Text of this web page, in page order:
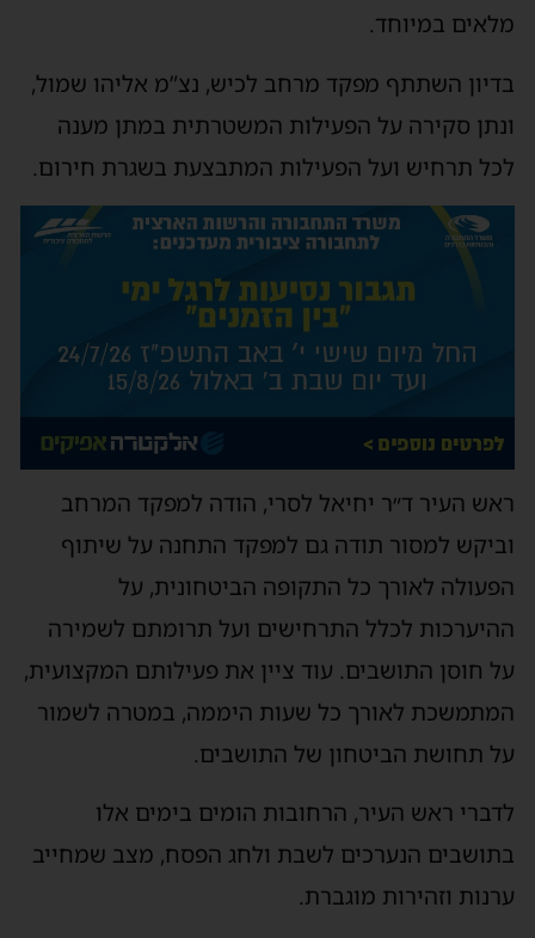
מלאים במיוחד.
בדיון השתתף מפקד מרחב לכיש, נצ”מ אליהו שמול,
ונתן סקירה על הפעילות המשטרתית במתן מענה
לכל תרחיש ועל הפעילות המתבצעת בשגרת חירום.
ראש העיר ד״ר יחיאל לסרי, הודה למפקד המרחב
וביקש למסור תודה גם למפקד התחנה על שיתוף
הפעולה לאורך כל התקופה הביטחונית, על
ההיערכות לכלל התרחישים ועל תרומתם לשמירה
על חוסן התושבים. עוד ציין את פעילותם המקצועית,
המתמשכת לאורך כל שעות היממה, במטרה לשמור
על תחושת הביטחון של התושבים.
לדברי ראש העיר, הרחובות הומים בימים אלו
בתושבים הנערכים לשבת ולחג הפסח, מצב שמחייב
ערנות וזהירות מוגברת.